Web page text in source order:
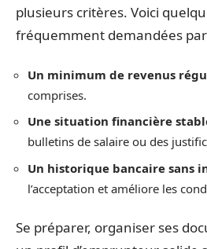
plusieurs critères. Voici
fréquemment demandées
Un minimum de revenus
comprises.
Une situation financière
bulletins de salaire ou des
Un historique bancaire sans
l’acceptation et améliore les
Se préparer, organiser ses